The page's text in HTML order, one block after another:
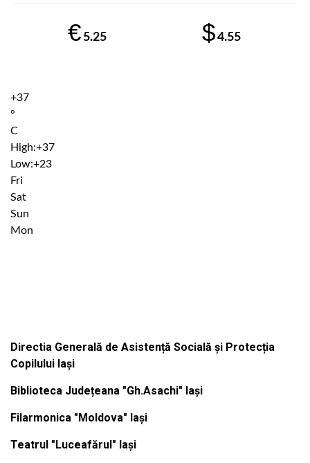
€ 5.25 $4.55
+37
°
C
High:+37
Low:+23
Fri
Sat
Sun
Mon
Directia Generală de Asistență Socială și Protecția
Copilului Iași
Biblioteca Județeana "Gh.Asachi" Iași
Filarmonica "Moldova" Iași
Teatrul "Luceafărul" Iași